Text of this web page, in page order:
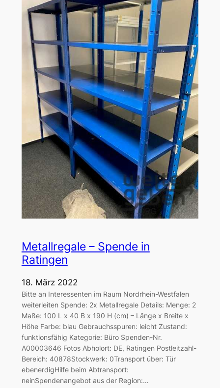
Metallregale – Spende in
Ratingen
18. März 2022
Bitte an Interessenten im Raum Nordrhein-Westfalen
weiterleiten Spende: 2x Metallregale Details: Menge: 2
Maße: 100 L x 40 B x 190 H (cm) – Länge x Breite x
Höhe Farbe: blau Gebrauchsspuren: leicht Zustand:
funktionsfähig Kategorie: Büro Spenden-Nr.
A00003646 Fotos Abholort: DE, Ratingen Postleitzahl-
Bereich: 40878Stockwerk: 0Transport über: Tür
ebenerdigHilfe beim Abtransport:
neinSpendenangebot aus der Region:…